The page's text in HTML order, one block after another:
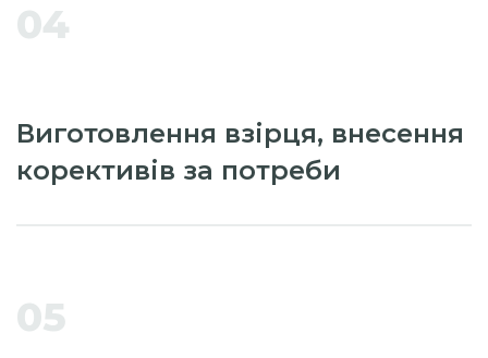
04
Виготовлення взірця, внесення
корективів за потреби
05